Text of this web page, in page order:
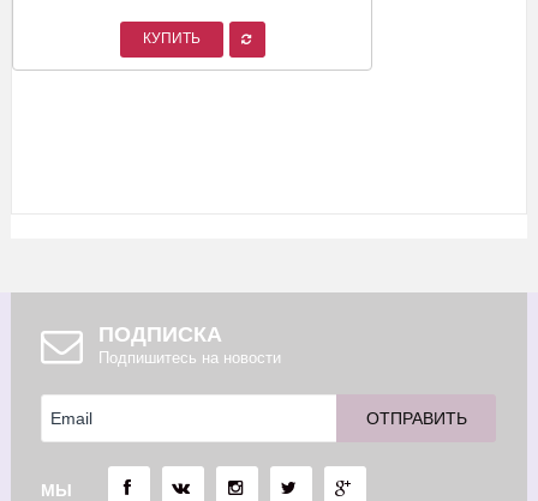
КУПИТЬ
ПОДПИСКА
Подпишитесь на новости
МЫ